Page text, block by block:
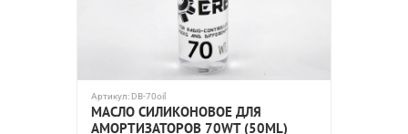
Артикул: DB-70oil
МАСЛО СИЛИКОНОВОЕ ДЛЯ
АМОРТИЗАТОРОВ 70WT (50ML)